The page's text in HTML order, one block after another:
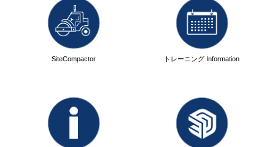
SiteCompactor トレーニング Information